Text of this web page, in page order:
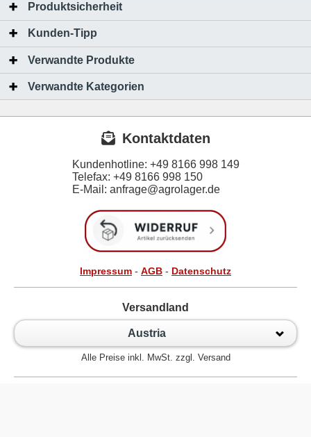
Produktsicherheit
Kunden-Tipp
Verwandte Produkte
Verwandte Kategorien
Kontaktdaten
Kundenhotline: +49 8166 998 149
Telefax: +49 8166 998 150
E-Mail: anfrage@agrolager.de
Impressum - AGB - Datenschutz
Versandland
Austria
Alle Preise inkl. MwSt. zzgl. Versand